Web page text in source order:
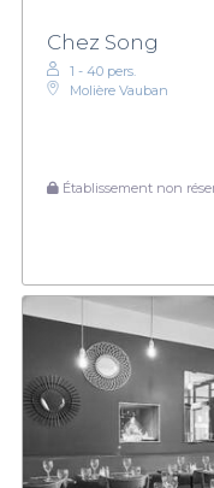
Chez Song
1 - 40 pers.
Molière Vauban
Établissement non